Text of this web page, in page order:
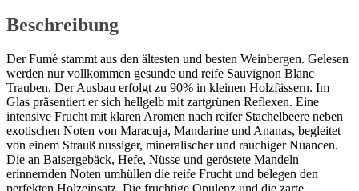
Beschreibung
Der Fumé stammt aus den ältesten und besten Weinbergen. Gelesen
werden nur vollkommen gesunde und reife Sauvignon Blanc
Trauben. Der Ausbau erfolgt zu 90% in kleinen Holzfässern. Im
Glas präsentiert er sich hellgelb mit zartgrünen Reflexen. Eine
intensive Frucht mit klaren Aromen nach reifer Stachelbeere neben
exotischen Noten von Maracuja, Mandarine und Ananas, begleitet
von einem Strauß nussiger, mineralischer und rauchiger Nuancen.
Die an Baisergebäck, Hefe, Nüsse und geröstete Mandeln
erinnernden Noten umhüllen die reife Frucht und belegen den
perfekten Holzeinsatz. Die fruchtige Opulenz und die zarte